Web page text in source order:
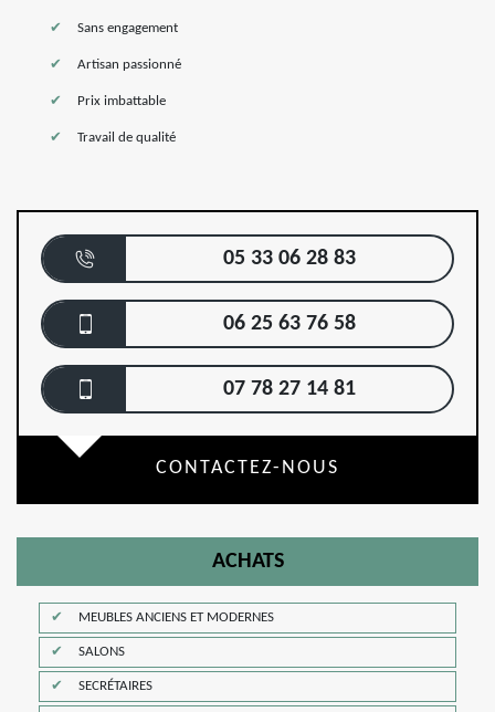
Sans engagement
Artisan passionné
Prix imbattable
Travail de qualité
05 33 06 28 83
06 25 63 76 58
07 78 27 14 81
CONTACTEZ-NOUS
ACHATS
MEUBLES ANCIENS ET MODERNES
SALONS
SECRÉTAIRES